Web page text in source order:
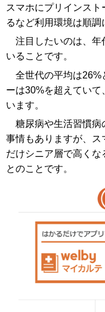
スマホにプリインス
るなど利用環境は順調
注目したいのは、年
いることです。
全世代の平均は
ーは30%を超えてい
います。
糖尿病や生活習慣病
事情もありますが、
だけシニア層で高く
とのことです。